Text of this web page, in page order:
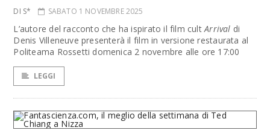
DI S* SABATO 1 NOVEMBRE 2025
L’autore del racconto che ha ispirato il film cultArrival di
Denis Villeneuve presenterà il film in versione restaurata al
Politeama Rossetti domenica 2 novembre alle ore 17:00
LEGGI